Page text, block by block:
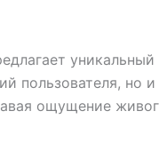
уникальный
пользователя, но и
ощущение